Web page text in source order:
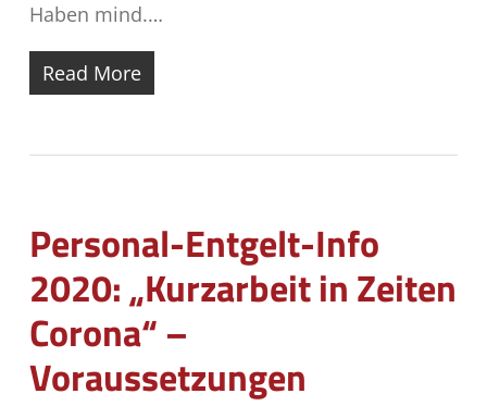
Haben mind.…
Read More
Personal-Entgelt-Info
2020: „Kurzarbeit in Zeiten
Corona“ –
Voraussetzungen